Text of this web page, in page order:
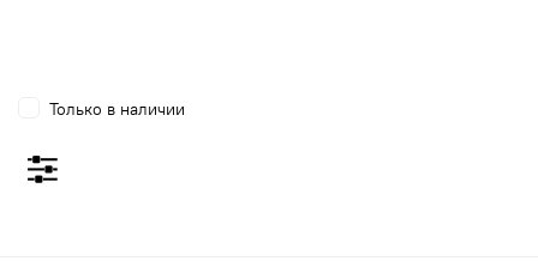
Только в наличии